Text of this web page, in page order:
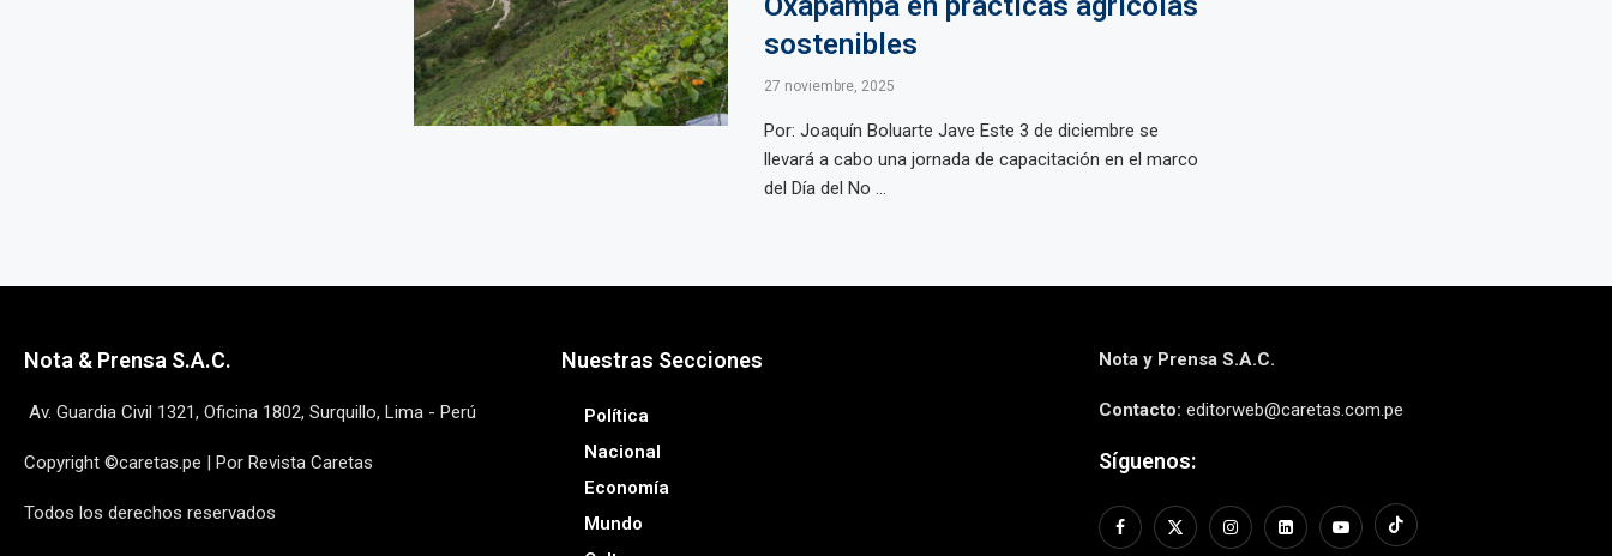
sostenibles
27 noviembre, 2025
Por: Joaquín Boluarte Jave Este 3 de diciembre se
llevará a cabo una jornada de capacitación en el marco
del Día del No ...
Nota & Prensa S.A.C.
Av. Guardia Civil 1321, Oficina 1802, Surquillo, Lima - Perú
Copyright ©caretas.pe | Por Revista Caretas
Todos los derechos reservados
Nuestras Secciones
Política
Nacional
Economía
Mundo
Nota y Prensa S.A.C.
Contacto: editorweb@caretas.com.pe
Síguenos: